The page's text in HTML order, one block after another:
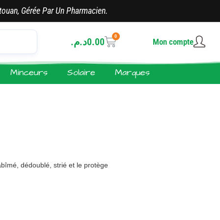
Gérée Par Un Pharmacien.
0.00د.م. 0
Mon compte
Minceurs Solaire Marques
dédoublé, strié et le protège